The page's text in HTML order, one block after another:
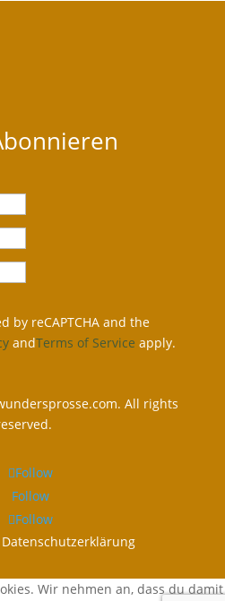
by reCAPTCHA and the
andTerms of Service apply.
All rights
Follow
Follow
Follow
Datenschutzerklärung
Wir nehmen an, dass du damit